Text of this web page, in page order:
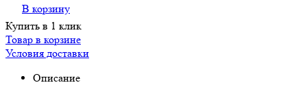
В корзину
Купить в 1 клик
Товар в корзине
Условия доставки
Описание